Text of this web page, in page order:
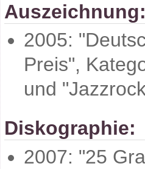
2005:
Preis",
und
Diskographie:
2007: "25